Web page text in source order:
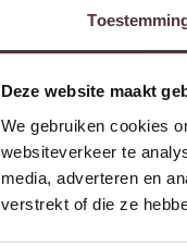
Deze website maakt
We gebruiken cookies
websiteverkeer te
media, adverteren en
verstrekt of die ze